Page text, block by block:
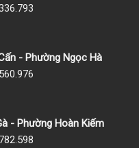
- Phường Ngọc Hà
- Phường Hoàn Kiếm